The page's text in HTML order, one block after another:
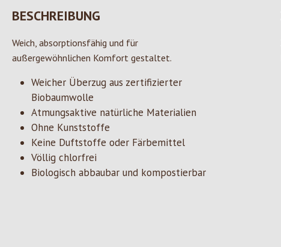
BESCHREIBUNG
Weich, absorptionsfähig und für
außergewöhnlichen Komfort gestaltet.
Weicher Überzug aus zertifizierter
Biobaumwolle
Atmungsaktive natürliche Materialien
Ohne Kunststoffe
Keine Duftstoffe oder Färbemittel
Völlig chlorfrei
Biologisch abbaubar und kompostierbar